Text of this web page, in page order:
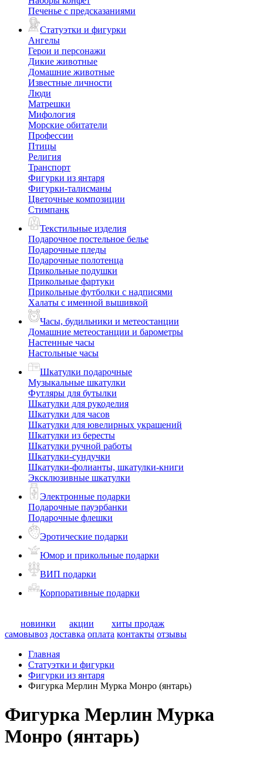
Печенье с предсказаниями
Статуэтки и фигурки
Ангелы
Герои и персонажи
Дикие животные
Домашние животные
Известные личности
Люди
Матрешки
Мифология
Морские обитатели
Профессии
Птицы
Религия
Транспорт
Фигурки из янтаря
Фигурки-талисманы
Цветочные композиции
Стимпанк
Текстильные изделия
Подарочное постельное белье
Подарочные пледы
Подарочные полотенца
Прикольные подушки
Прикольные фартуки
Прикольные футболки с надписями
Халаты с именной вышивкой
Часы, будильники и метеостанции
Домашние метеостанции и барометры
Настенные часы
Настольные часы
Шкатулки подарочные
Музыкальные шкатулки
Футляры для бутылки
Шкатулки для рукоделия
Шкатулки для часов
Шкатулки для ювелирных украшений
Шкатулки из бересты
Шкатулки ручной работы
Шкатулки-сундучки
Шкатулки-фолианты, шкатулки-книги
Эксклюзивные шкатулки
Электронные подарки
Подарочные пауэрбанки
Подарочные флешки
Эротические подарки
Юмор и прикольные подарки
ВИП подарки
Корпоративные подарки
новинки акции
хиты продаж
самовывоз доставка оплата контакты отзывы
Главная
Статуэтки и фигурки
Фигурки из янтаря
Фигурка Мерлин Мурка Монро (янтарь)
Фигурка Мерлин Мурка
Монро (янтарь)